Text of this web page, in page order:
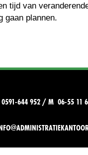
tijd van
gaan plannen.
644 952 / M 06-55 11